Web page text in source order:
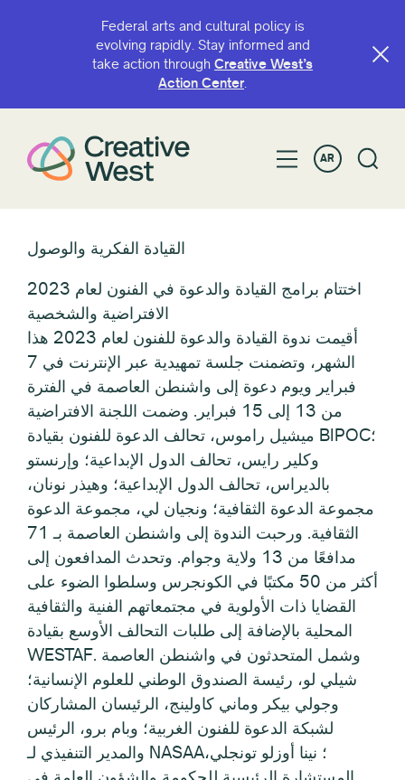
Federal arts and cultural policy is
evolving rapidly. Stay informed and
take action through Creative West’s
Action Center.
AR
اختتام برامج القيادة والدعوة في الفنون لعام 2023
الافتراضية والشخصية
أقيمت ندوة القيادة والدعوة للفنون لعام 2023 هذا
الشهر، وتضمنت جلسة تمهيدية عبر الإنترنت في 7
فبراير ويوم دعوة إلى واشنطن العاصمة في الفترة
من 13 إلى 15 فبراير. وضمت اللجنة الافتراضية
ميشيل راموس، تحالف الدعوة للفنون بقيادة BIPOC؛
وكلير رايس، تحالف الدول الإبداعية؛ وإرنستو
بالديراس، تحالف الدول الإبداعية؛ وهيذر نونان،
مجموعة الدعوة الثقافية؛ ونجيان لي، مجموعة الدعوة
الثقافية. ورحبت الندوة إلى واشنطن العاصمة بـ 71
مدافعًا من 13 ولاية وجوام. وتحدث المدافعون إلى
أكثر من 50 مكتبًا في الكونجرس وسلطوا الضوء على
القضايا ذات الأولوية في مجتمعاتهم الفنية والثقافية
المحلية بالإضافة إلى طلبات التحالف الأوسع بقيادة
WESTAF. وشمل المتحدثون في واشنطن العاصمة
شيلي لو، رئيسة الصندوق الوطني للعلوم الإنسانية؛
وجولي بيكر وماني كاولينج، الرئيسان المشاركان
لشبكة الدعوة للفنون الغربية؛ وبام برو، الرئيس
والمدير التنفيذي لـ NASAA؛ نينا أوزلو تونجلي،